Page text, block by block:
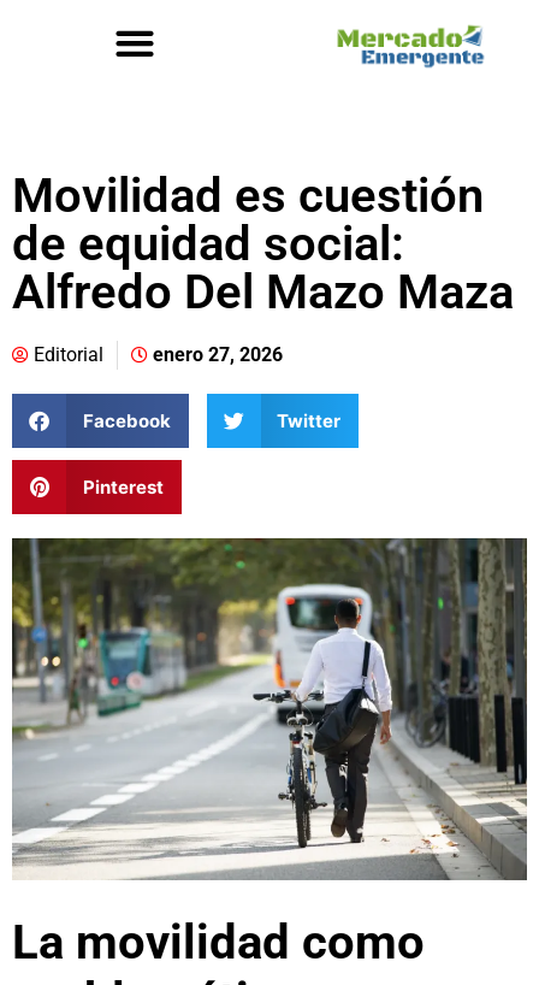
Movilidad es cuestión
de equidad social:
Alfredo Del Mazo Maza
Editorial enero 27, 2026
Facebook Twitter
Pinterest
La movilidad como